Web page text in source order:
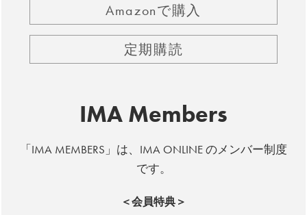
Amazonで購入
定期購読
IMA Members
「IMA MEMBERS」は、IMA ONLINE のメンバー制度
です。
＜会員特典＞